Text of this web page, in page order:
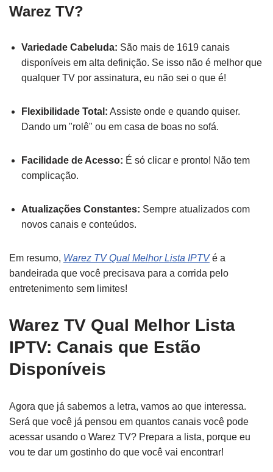
Warez TV?
Variedade Cabeluda: São mais de 1619 canais
disponíveis em alta definição. Se isso não é melhor que
qualquer TV por assinatura, eu não sei o que é!
Flexibilidade Total: Assiste onde e quando quiser.
Dando um "rolê" ou em casa de boas no sofá.
Facilidade de Acesso: É só clicar e pronto! Não tem
complicação.
Atualizações Constantes: Sempre atualizados com
novos canais e conteúdos.
Em resumo, Warez TV Qual Melhor Lista IPTVé a
bandeirada que você precisava para a corrida pelo
entretenimento sem limites!
Warez TV Qual Melhor Lista
IPTV: Canais que Estão
Disponíveis
Agora que já sabemos a letra, vamos ao que interessa.
Será que você já pensou em quantos canais você pode
acessar usando o Warez TV? Prepara a lista, porque eu
vou te dar um gostinho do que você vai encontrar!